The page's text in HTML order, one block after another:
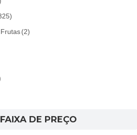
(2)
FAIXA DE PREÇO